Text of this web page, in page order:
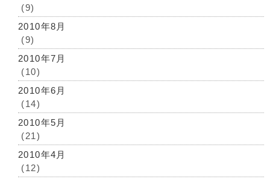
(9)
2010年8月
(9)
2010年7月
(10)
2010年6月
(14)
2010年5月
(21)
2010年4月
(12)